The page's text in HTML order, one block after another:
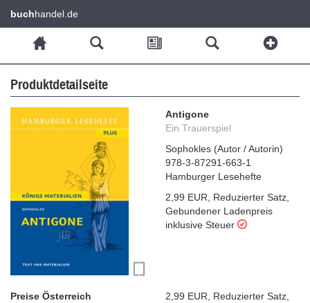
buchhandel.de
Produktdetailseite
Antigone
Ein Trauerspiel
Sophokles (Autor / Autorin)
978-3-87291-663-1
Hamburger Lesehefte
2,99 EUR
Reduzierter Satz
Gebundener Ladenpreis
inklusive Steuer
Preise Österreich 2,99 EUR Reduzierter Satz